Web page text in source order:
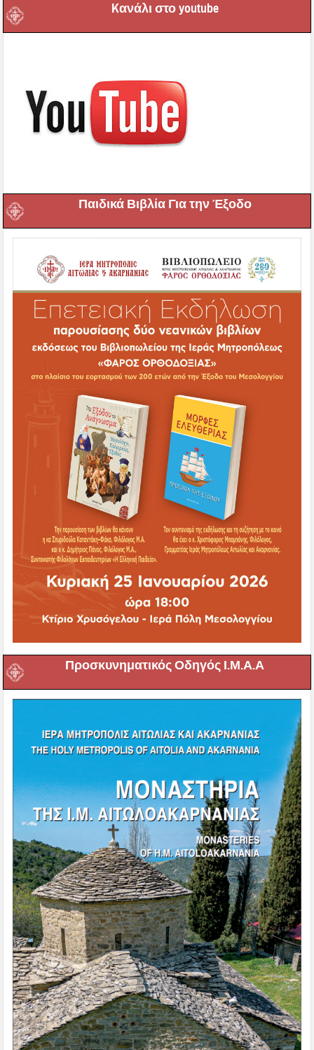
Kανάλι στο youtube
Παιδικά Βιβλία Για την Έξοδο
Προσκυνηματικός Οδηγός Ι.Μ.Α.Α